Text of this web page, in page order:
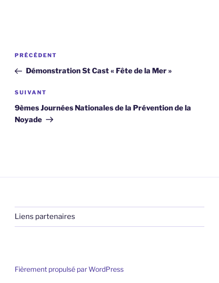
Navigation
l’article
Article
précédent
PRÉCÉDENT
Démonstration St Cast « Fête de la Mer »
Article
suivant
SUIVANT
9èmes Journées Nationales de la Prévention de la
Noyade
Liens partenaires
Fièrement propulsé par WordPress